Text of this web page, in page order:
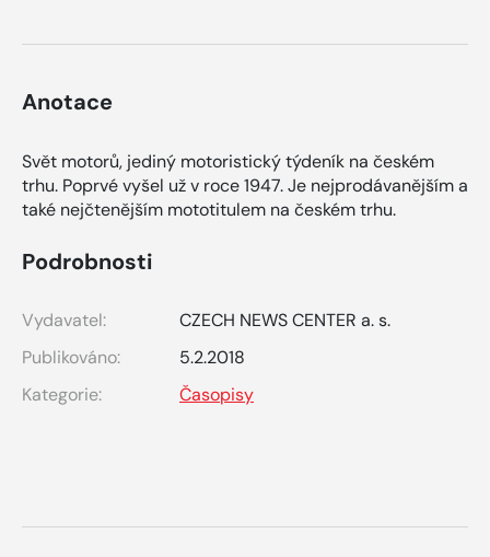
Anotace
Svět motorů, jediný motoristický týdeník na českém
trhu. Poprvé vyšel už v roce 1947. Je nejprodávanějším a
také nejčtenějším mototitulem na českém trhu.
Podrobnosti
Vydavatel:
CZECH NEWS CENTER a. s.
Publikováno:
5.2.2018
Kategorie:
Časopisy